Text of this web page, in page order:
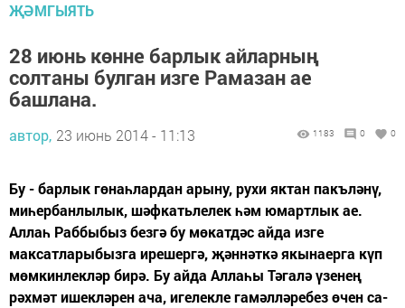
ҖӘМГЫЯТЬ
28 июнь көнне барлык айларның
солтаны булган изге Рамазан ае
башлана.
автор, 23 июнь 2014 - 11:13 1183 0 0
Бу - барлык гө­наһ­­лардан арыну, ру­хи як­тан пакъләнү,
ми­һербанлылык, шәф­кать­лелек һәм юмартлык ае.
Аллаһ Раббыбыз без­гә бу мөкатдәс айда из­ге
максатларыбызга ире­шергә, җәннәткә якы­наерга күп
мөмкинлекләр бирә. Бу айда Аллаһы Тә­галә үзенең
рәхмәт ишек­ләрен ача, игелекле га­мәлләребез өчен са­